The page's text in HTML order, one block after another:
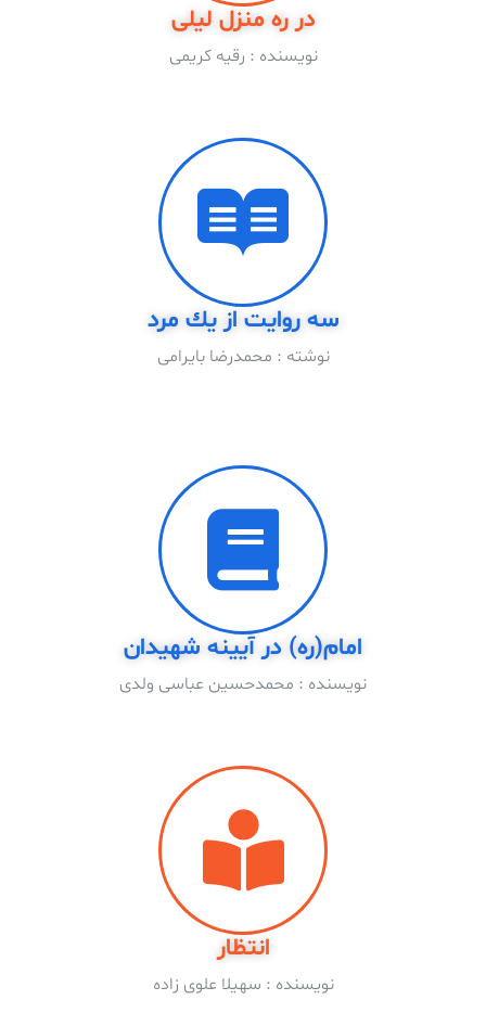
در ره منزل لیلی
نویسنده : رقیه کریمی
سه روايت از يك مرد
نوشته : محمدرضا بايرامى
امام(ره) در آیینه شهیدان
نویسنده : محمدحسین عباسى ولدى
انتظار
نویسنده : سهیلا علوی زاده